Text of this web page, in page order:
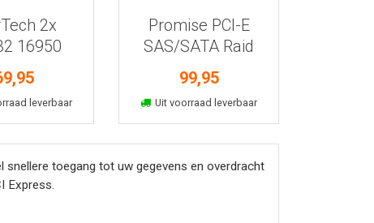
2x
16950
PCI-E
leverbaar
Promise PCI-E
SAS/SATA Raid
Controller
99,95
Uit voorraad leverbaar
In winkelmand
toegang tot uw gegevens en overdracht
Express.